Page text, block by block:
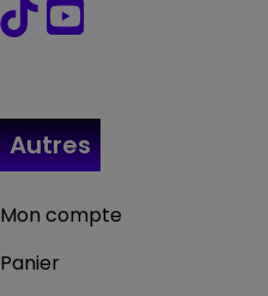
Autres
Mon compte
Panier